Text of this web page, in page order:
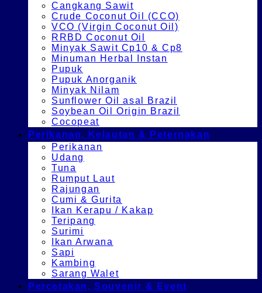
Cangkang Sawit
Crude Coconut Oil (CCO)
VCO (Virgin Coconut Oil)
RRBD Coconut Oil
Minyak Sawit Cp10 & Cp8
Minuman Herbal Instan
Pupuk
Pupuk Anorganik
Minyak Nilam
Sunflower Oil asal Brazil
Soybean Oil Origin Brazil
Cocopeat
Perikanan, Kelautan & Peternakan
Perikanan
Udang
Tuna
Rumput Laut
Rajungan
Cumi & Gurita
Ikan Kerapu / Kakap
Teripang
Surimi
Ikan Arwana
Sapi
Kambing
Sarang Walet
Percetakan, Souvenir & Event